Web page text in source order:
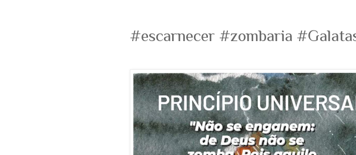
#escarnecer #zombaria